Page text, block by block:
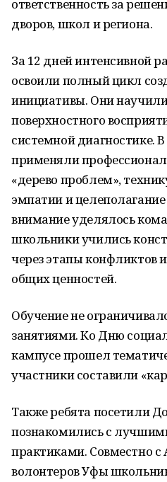
ответственность за
дворов, школ и региона.
За 12 дней интенсивной
освоили полный цикл
инициативы. Они
поверхностного
системной диагностике.
применяли
«дерево проблем»,
эмпатии и целеполагание
внимание уделялось
школьники учились
через этапы конфликтов
общих ценностей.
Обучение не
занятиями. Ко Дню
кампусе прошел
участники составили
Также ребята посетили
познакомились с
практиками. Совместно с
волонтеров Уфы